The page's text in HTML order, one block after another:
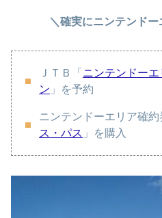
＼確実にニンテンド
ＪＴＢ「 ニンテンドー
ン 」を予約
ニンテンドーエリア確約
ス・パス 」を購入